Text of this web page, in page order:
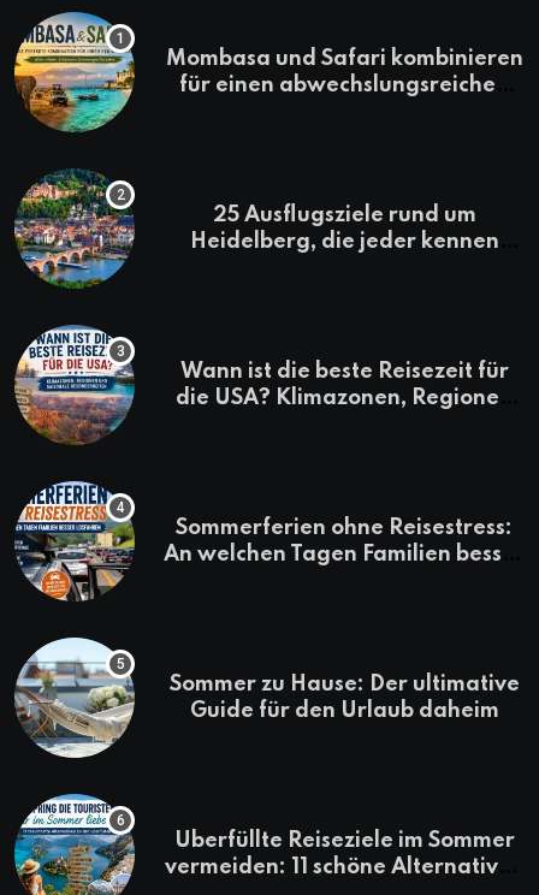
Mombasa und Safari kombinieren
für einen abwechslungsreichen
25 Ausflugsziele rund um
Heidelberg, die jeder kennen
Wann ist die beste Reisezeit für
die USA? Klimazonen, Regionen
Sommerferien ohne Reisestress:
An welchen Tagen Familien besser
Sommer zu Hause: Der ultimative
Guide für den Urlaub daheim
Überfüllte Reiseziele im Sommer
vermeiden: 11 schöne Alternativen